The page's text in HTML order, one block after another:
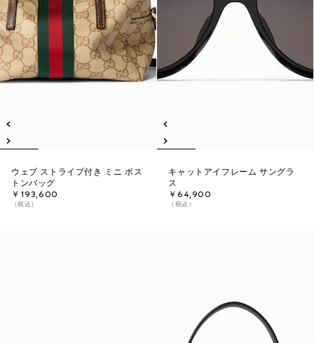
ウェブ ストライプ付き ミニ ボス
トンバッグ
￥193,600
（税込）
キャットアイフレーム サングラ
ス
￥64,900
（税込）